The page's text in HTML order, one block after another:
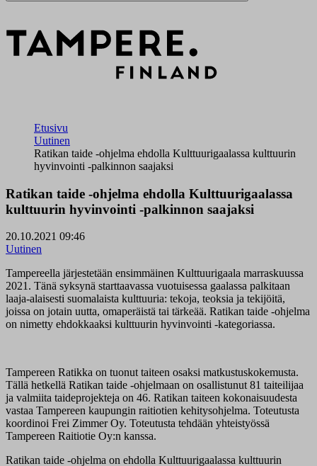
Etusivu
Uutinen
Ratikan taide -ohjelma ehdolla Kulttuurigaalassa kulttuurin
hyvinvointi -palkinnon saajaksi
Ratikan taide -ohjelma ehdolla Kulttuurigaalassa
kulttuurin hyvinvointi -palkinnon saajaksi
20.10.2021 09:46
Uutinen
Tampereella järjestetään ensimmäinen Kulttuurigaala marraskuussa
2021. Tänä syksynä starttaavassa vuotuisessa gaalassa palkitaan
laaja-alaisesti suomalaista kulttuuria: tekoja, teoksia ja tekijöitä,
joissa on jotain uutta, omaperäistä tai tärkeää. Ratikan taide -ohjelma
on nimetty ehdokkaaksi kulttuurin hyvinvointi -kategoriassa.
Tampereen Ratikka on tuonut taiteen osaksi matkustuskokemusta.
Tällä hetkellä Ratikan taide -ohjelmaan on osallistunut 81 taiteilijaa
ja valmiita taideprojekteja on 46. Ratikan taiteen kokonaisuudesta
vastaa Tampereen kaupungin raitiotien kehitysohjelma. Toteutusta
koordinoi Frei Zimmer Oy. Toteutusta tehdään yhteistyössä
Tampereen Raitiotie Oy:n kanssa.
Ratikan taide -ohjelma on ehdolla Kulttuurigaalassa kulttuurin